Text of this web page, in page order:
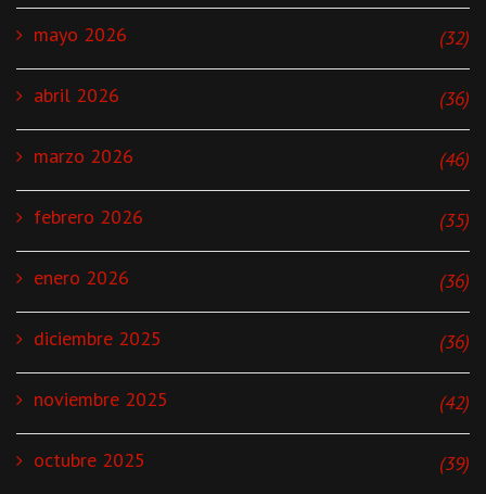
mayo 2026 (32)
abril 2026 (36)
marzo 2026 (46)
febrero 2026 (35)
enero 2026 (36)
diciembre 2025 (36)
noviembre 2025 (42)
octubre 2025 (39)